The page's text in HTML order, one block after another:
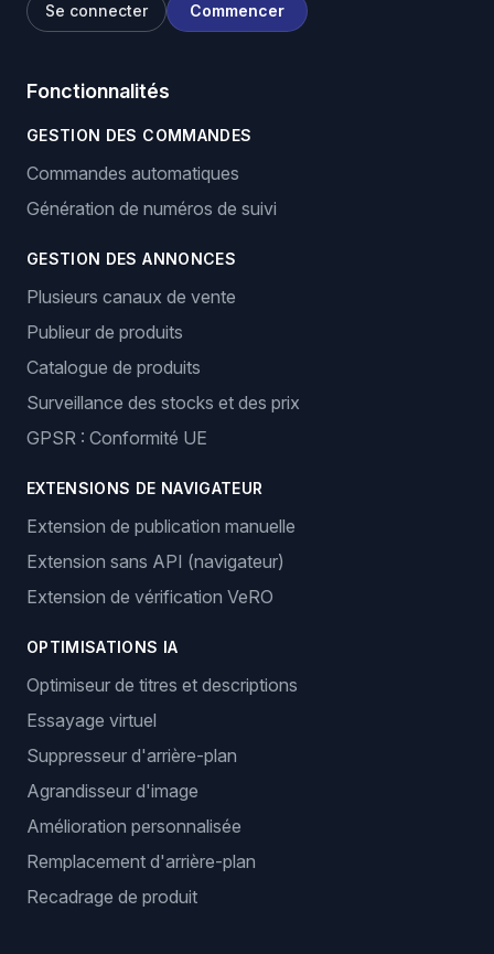
Se connecter Commencer
Fonctionnalités
GESTION DES COMMANDES
Commandes automatiques
Génération de numéros de suivi
GESTION DES ANNONCES
Plusieurs canaux de vente
Publieur de produits
Catalogue de produits
Surveillance des stocks et des prix
GPSR : Conformité UE
EXTENSIONS DE NAVIGATEUR
Extension de publication manuelle
Extension sans API (navigateur)
Extension de vérification VeRO
OPTIMISATIONS IA
Optimiseur de titres et descriptions
Essayage virtuel
Suppresseur d'arrière-plan
Agrandisseur d'image
Amélioration personnalisée
Remplacement d'arrière-plan
Recadrage de produit